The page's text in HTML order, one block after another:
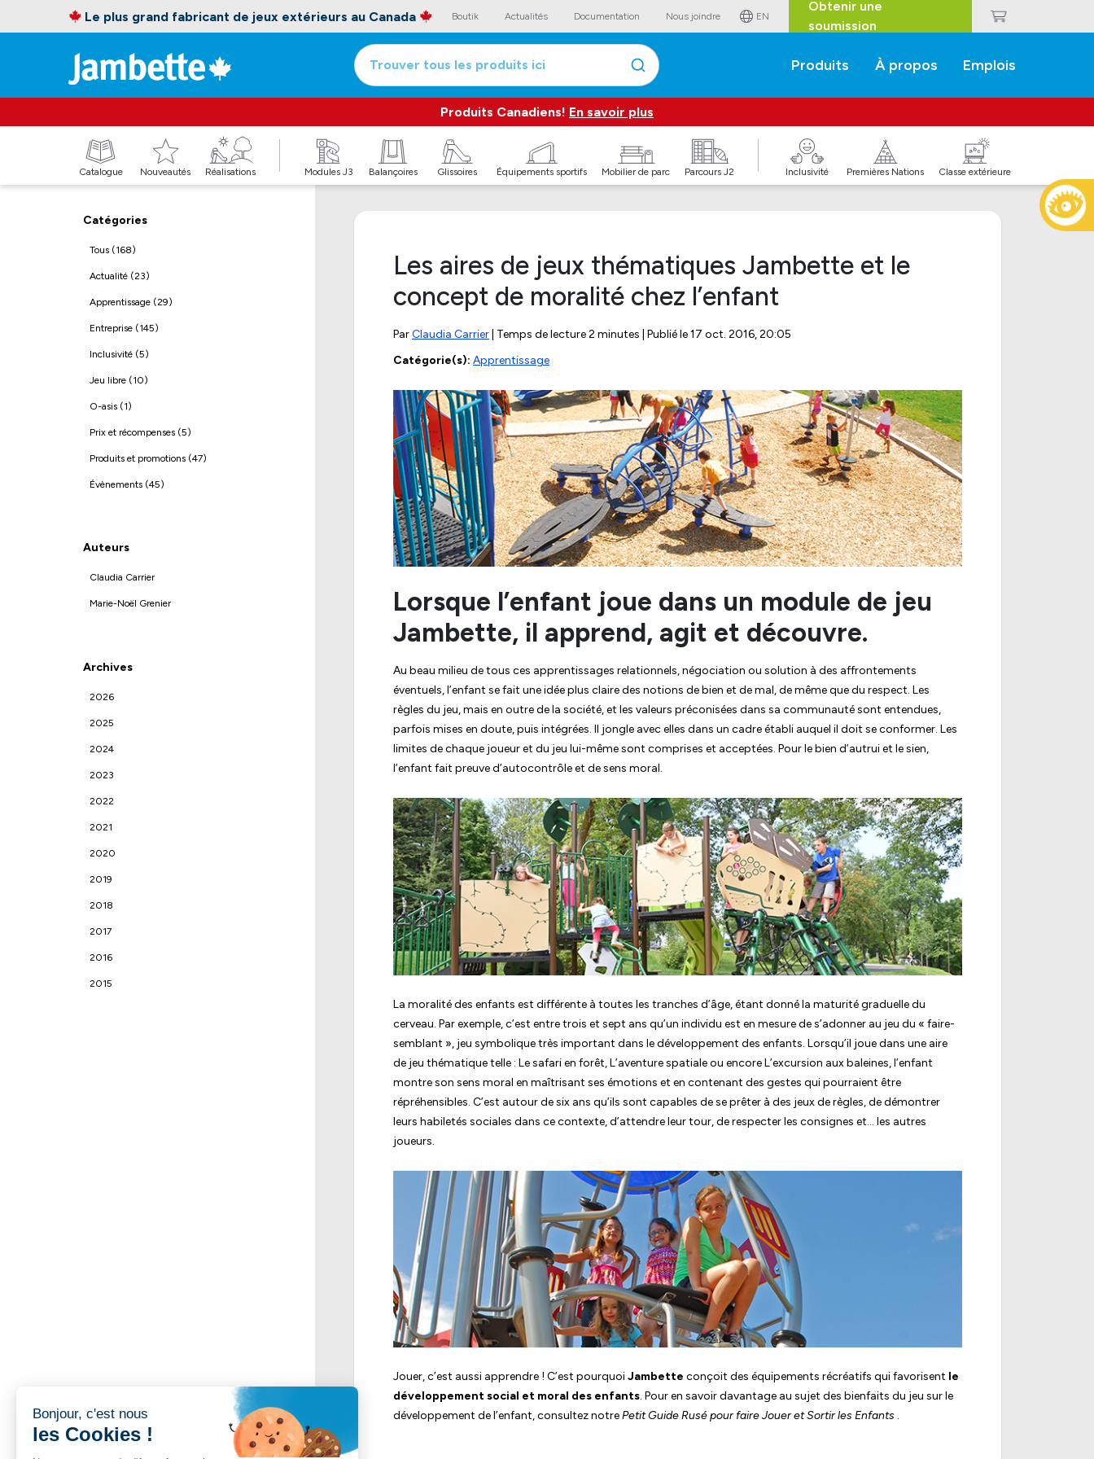
Le plus grand fabricant de jeux extérieurs au Canada Boutik Actualités Documentation Nous joindre EN
Obtenir une
soumission
Trouver tous les produits ici Produits À propos Emplois
Produits Canadiens! En savoir plus
Catalogue Nouveautés Réalisations Modules J3 Balançoires Glissoires Équipements sportifs Mobilier de parc Parcours J2 Inclusivité Premières Nations Classe extérieure
Catégories
Tous (168)
Actualité (23)
Apprentissage (29)
Entreprise (145)
Inclusivité (5)
Jeu libre (10)
O-asis (1)
Prix et récompenses (5)
Produits et promotions (47)
Évènements (45)
Auteurs
Claudia Carrier
Marie-Noël Grenier
Archives
2026
2025
2024
2023
2022
2021
2020
2019
2018
2017
2016
2015
Les aires de jeux thématiques Jambette et le
concept de moralité chez l’enfant
ParClaudia Carrier | Temps de lecture 2 minutes | Publié le17 oct. 2016, 20:05
Catégorie(s): Apprentissage
Lorsque l’enfant joue dans un module de jeu
Jambette, il apprend, agit et découvre.
Au beau milieu de tous ces apprentissages relationnels, négociation ou solution à des affrontements
éventuels, l’enfant se fait une idée plus claire des notions de bien et de mal, de même que du respect. Les
règles du jeu, mais en outre de la société, et les valeurs préconisées dans sa communauté sont entendues,
parfois mises en doute, puis intégrées. Il jongle avec elles dans un cadre établi auquel il doit se conformer. Les
limites de chaque joueur et du jeu lui-même sont comprises et acceptées. Pour le bien d’autrui et le sien,
l’enfant fait preuve d’autocontrôle et de sens moral.
La moralité des enfants est différente à toutes les tranches d’âge, étant donné la maturité graduelle du
cerveau. Par exemple, c’est entre trois et sept ans qu’un individu est en mesure de s’adonner au jeu du « faire-
semblant », jeu symbolique très important dans le développement des enfants. Lorsqu’il joue dans une aire
de jeu thématique telle : Le safari en forêt, L’aventure spatiale ou encore L’excursion aux baleines, l’enfant
montre son sens moral en maîtrisant ses émotions et en contenant des gestes qui pourraient être
répréhensibles. C’est autour de six ans qu’ils sont capables de se prêter à des jeux de règles, de démontrer
leurs habiletés sociales dans ce contexte, d’attendre leur tour, de respecter les consignes et… les autres
joueurs.
Jouer, c’est aussi apprendre ! C’est pourquoiJambette conçoit des équipements récréatifs qui favorisent le
développement social et moral des enfants. Pour en savoir davantage au sujet des bienfaits du jeu sur le
développement de l’enfant, consultez notrePetit Guide Rusé pour faire Jouer et Sortir les Enfants .